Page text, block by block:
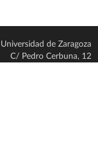
Universidad de Zaragoza
C/ Pedro Cerbuna, 12